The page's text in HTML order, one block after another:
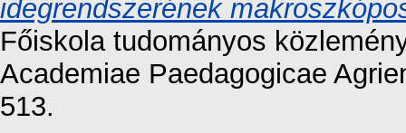
idegrendszerének
Főiskola tudományos
Academiae Paedagogicae
513.